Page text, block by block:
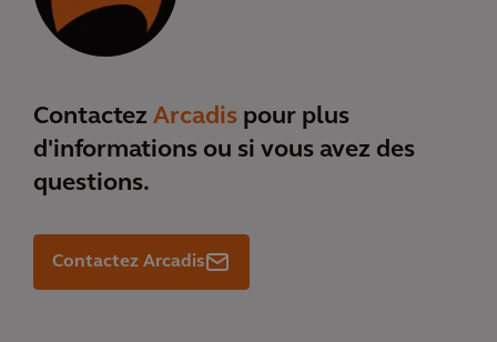
Contactez Arcadis pour plus
d'informations ou si vous avez des
questions.
Contactez Arcadis